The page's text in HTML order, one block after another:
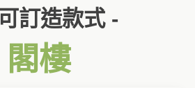
訂造款式 -
閣樓